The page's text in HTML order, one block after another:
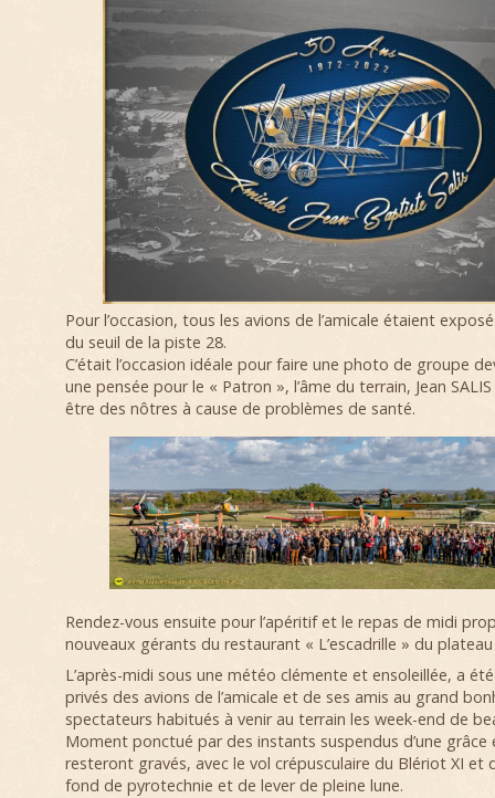
Pour l’occasion, tous les avions de l’amicale étaient
du seuil de la piste 28.
C’était l’occasion idéale pour faire une photo de groupe
une pensée pour le « Patron », l’âme du terrain, Jean
être des nôtres à cause de problèmes de santé.
Rendez-vous ensuite pour l’apéritif et le repas de midi
nouveaux gérants du restaurant « L’escadrille » du plateau
L’après-midi sous une météo clémente et ensoleillée, a
privés des avions de l’amicale et de ses amis au grand
spectateurs habitués à venir au terrain les week-end de
Moment ponctué par des instants suspendus d’une
resteront gravés, avec le vol crépusculaire du Blériot XI et
fond de pyrotechnie et de lever de pleine lune.